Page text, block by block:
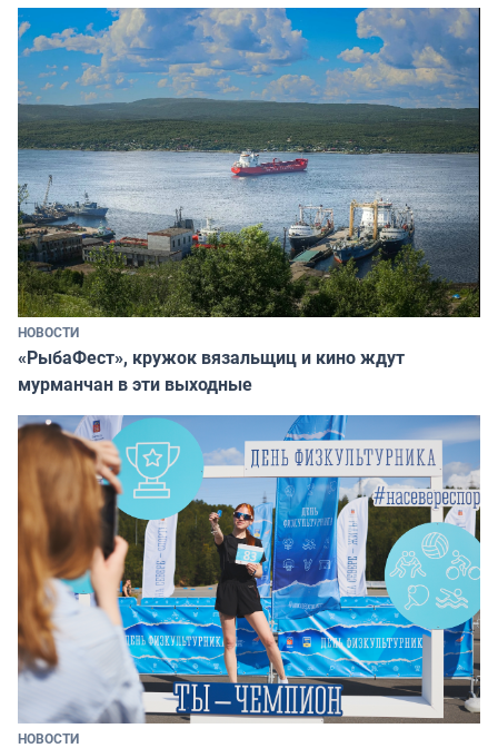
НОВОСТИ
«РыбаФест», кружок вязальщиц и кино ждут
мурманчан в эти выходные
НОВОСТИ